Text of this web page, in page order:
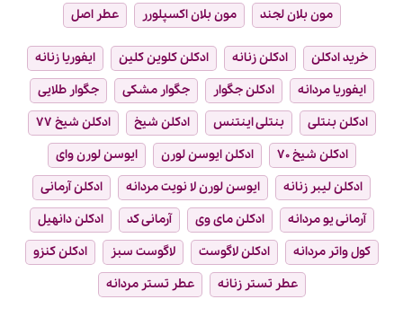
مون بلان لجند
مون بلان اکسپلورر عطر اصل
خرید ادکلن ادکلن زنانه ادکلن کلوین کلین
ایفوریا زنانه
ایفوریا مردانه
ادکلن جگوار جگوار مشکی
جگوار طلایی
ادکلن بنتلی
بنتلی اینتنس ادکلن شیخ
ادکلن شیخ ۷۷
ادکلن شیخ ۷۰
ادکلن ایوسن لورن
ایوسن لورن وای
ادکلن لیبر زنانه
ایوسن لورن لا نویت مردانه
ادکلن آرمانی
آرمانی یو مردانه
ادکلن مای وی آرمانی کد
ادکلن دانهیل
کول واتر مردانه
ادکلن لاگوست لاگوست سبز
ادکلن کنزو
عطر تستر زنانه
عطر تستر مردانه